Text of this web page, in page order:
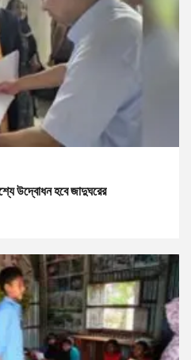
উদ্বোধন হবে জাদুঘরের